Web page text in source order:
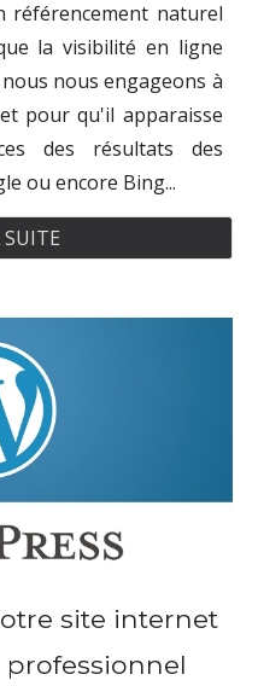
référencement naturel
la visibilité en ligne
nous engageons à
pour qu'il apparaisse
des résultats des
ou encore Bing...
site internet
professionnel